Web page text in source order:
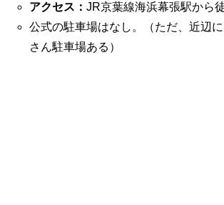
アクセス： JR京葉線海浜幕張駅から
公式の駐車場はなし。（ただ、近辺に
さん駐車場ある）